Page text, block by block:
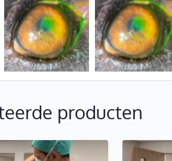
producten